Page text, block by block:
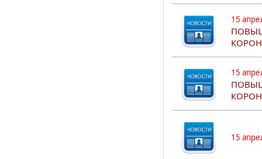
15
15
15